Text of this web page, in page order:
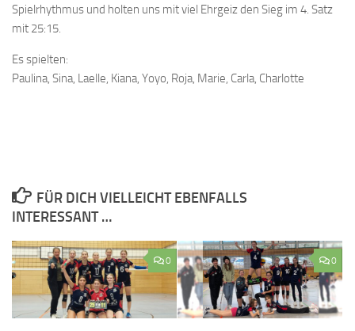
Spielrhythmus und holten uns mit viel Ehrgeiz den Sieg im 4. Satz
mit 25:15.
Es spielten:
Paulina, Sina, Laelle, Kiana, Yoyo, Roja, Marie, Carla, Charlotte
FÜR DICH VIELLEICHT EBENFALLS
INTERESSANT …
0 0